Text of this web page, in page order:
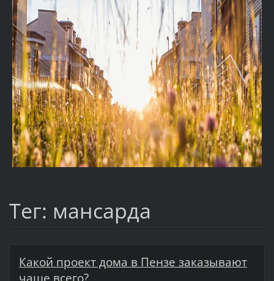
Тег: мансарда
Какой проект дома в Пензе заказывают
чаще всего?